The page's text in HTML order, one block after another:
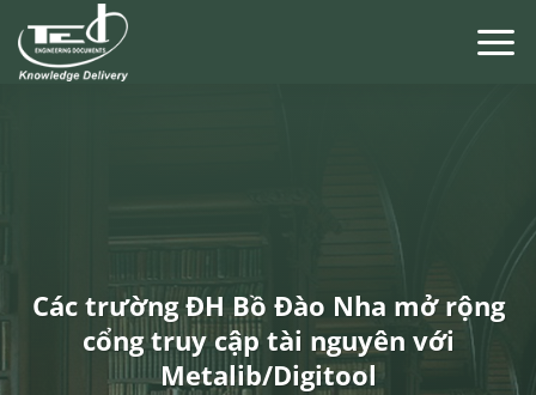
đến
nội
Các trường ĐH Bồ Đào Nha mở rộng
cổng truy cập tài nguyên với
Metalib/Digitool